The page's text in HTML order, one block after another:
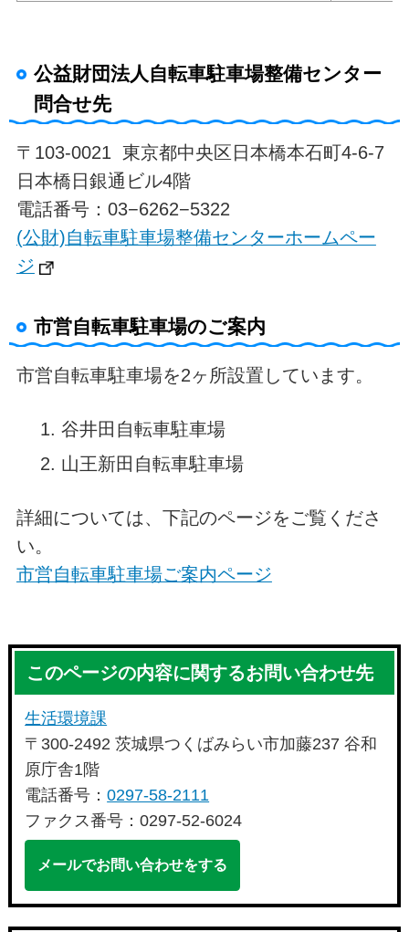
公益財団法人自転車駐車場整備センター
問合せ先
〒103-0021 東京都中央区日本橋本石町4-6-7
日本橋日銀通ビル4階
電話番号：03−6262−5322
(公財)自転車駐車場整備センターホームペー
ジ
市営自転車駐車場のご案内
市営自転車駐車場を2ヶ所設置しています。
谷井田自転車駐車場
山王新田自転車駐車場
詳細については、下記のページをご覧くださ
い。
市営自転車駐車場ご案内ページ
このページの内容に関するお問い合わせ先
生活環境課
〒300-2492 茨城県つくばみらい市加藤237 谷和
原庁舎1階
電話番号：0297-58-2111
ファクス番号：0297-52-6024
メールでお問い合わせをする